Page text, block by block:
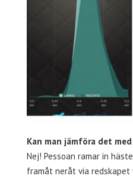
Kan man jämföra det
Nej! Pessoan ramar in
framåt neråt via redskapet